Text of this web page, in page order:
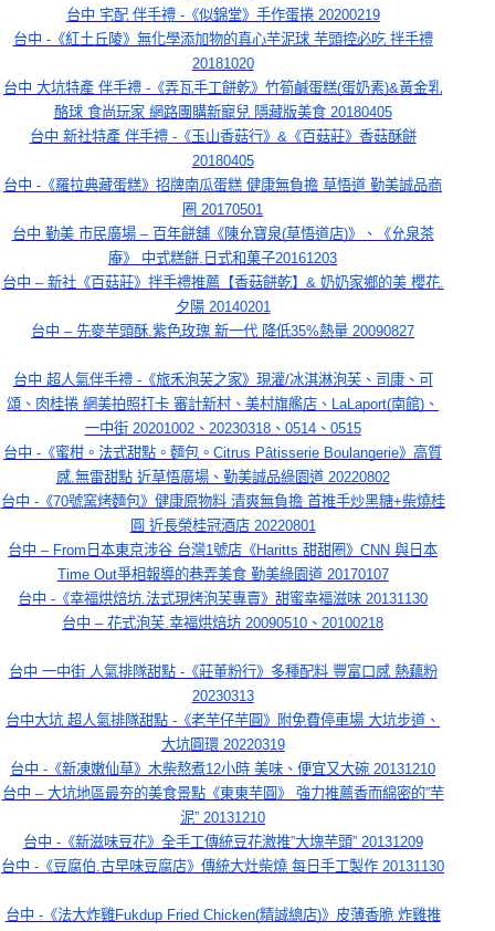
台中 宅配 伴手禮 -《似錦堂》手作蛋捲 20200219
台中 -《紅土丘陵》無化學添加物的真心芋泥球 芋頭控必吃 拌手禮
20181020
台中 大坑特產 伴手禮 -《弄瓦手工餅乾》竹筍鹹蛋糕(蛋奶素)&黃金乳
酪球 食尚玩家 網路團購新寵兒 隱藏版美食 20180405
台中 新社特產 伴手禮 -《玉山香菇行》&《百菇莊》香菇酥餅
20180405
台中 -《羅拉典藏蛋糕》招牌南瓜蛋糕 健康無負擔 草悟道 勤美誠品商
圈 20170501
台中 勤美 市民廣場 – 百年餅舖《陳允寶泉(草悟道店)》、《允泉茶
庵》 中式糕餅.日式和菓子20161203
台中 – 新社《百菇莊》拌手禮推薦【香菇餅乾】& 奶奶家鄉的美 櫻花.
夕陽 20140201
台中 – 先麥芋頭酥.紫色玫瑰 新一代 降低35%熱量 20090827
台中 超人氣伴手禮 -《旅禾泡芙之家》現灌/冰淇淋泡芙、司康、可
頌、肉桂捲 網美拍照打卡 審計新村、美村旗艦店、LaLaport(南館)、
一中街 20201002、20230318、0514、0515
台中 -《蜜柑。法式甜點。麵包。Citrus Pâtisserie Boulangerie》高質
感,無雷甜點 近草悟廣場、勤美誠品綠園道 20220802
台中 -《70號窯烤麵包》健康原物料 清爽無負擔 首推手炒黑糖+柴燒桂
圓 近長榮桂冠酒店 20220801
台中 – From日本東京涉谷 台灣1號店《Haritts 甜甜圈》CNN 與日本
Time Out爭相報導的巷弄美食 勤美綠園道 20170107
台中 -《幸福烘焙坊.法式現烤泡芙專賣》甜蜜幸福滋味 20131130
台中 – 花式泡芙.幸福烘焙坊 20090510、20100218
台中 一中街 人氣排隊甜點 -《莊董粉行》多種配料 豐富口感 熱藕粉
20230313
台中大坑 超人氣排隊甜點 -《老芋仔芋圓》附免費停車場 大坑步道、
大坑圓環 20220319
台中 -《新凍嫩仙草》木柴熬煮12小時 美味、便宜又大碗 20131210
台中 – 大坑地區最夯的美食景點《東東芋圓》 強力推薦香而綿密的”芋
泥” 20131210
台中 -《新滋味豆花》全手工傳統豆花激推”大塊芋頭” 20131209
台中 -《豆腐伯.古早味豆腐店》傳統大灶柴燒 每日手工製作 20131130
台中 -《法大炸雞Fukdup Fried Chicken(精誠總店)》皮薄香脆 炸雞推